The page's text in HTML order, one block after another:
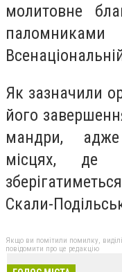
молитовне
Як зазначили
його
мандри,
місцях, де
Скали-
Якщо ви помітили помилку,
повідомити про це редакцію